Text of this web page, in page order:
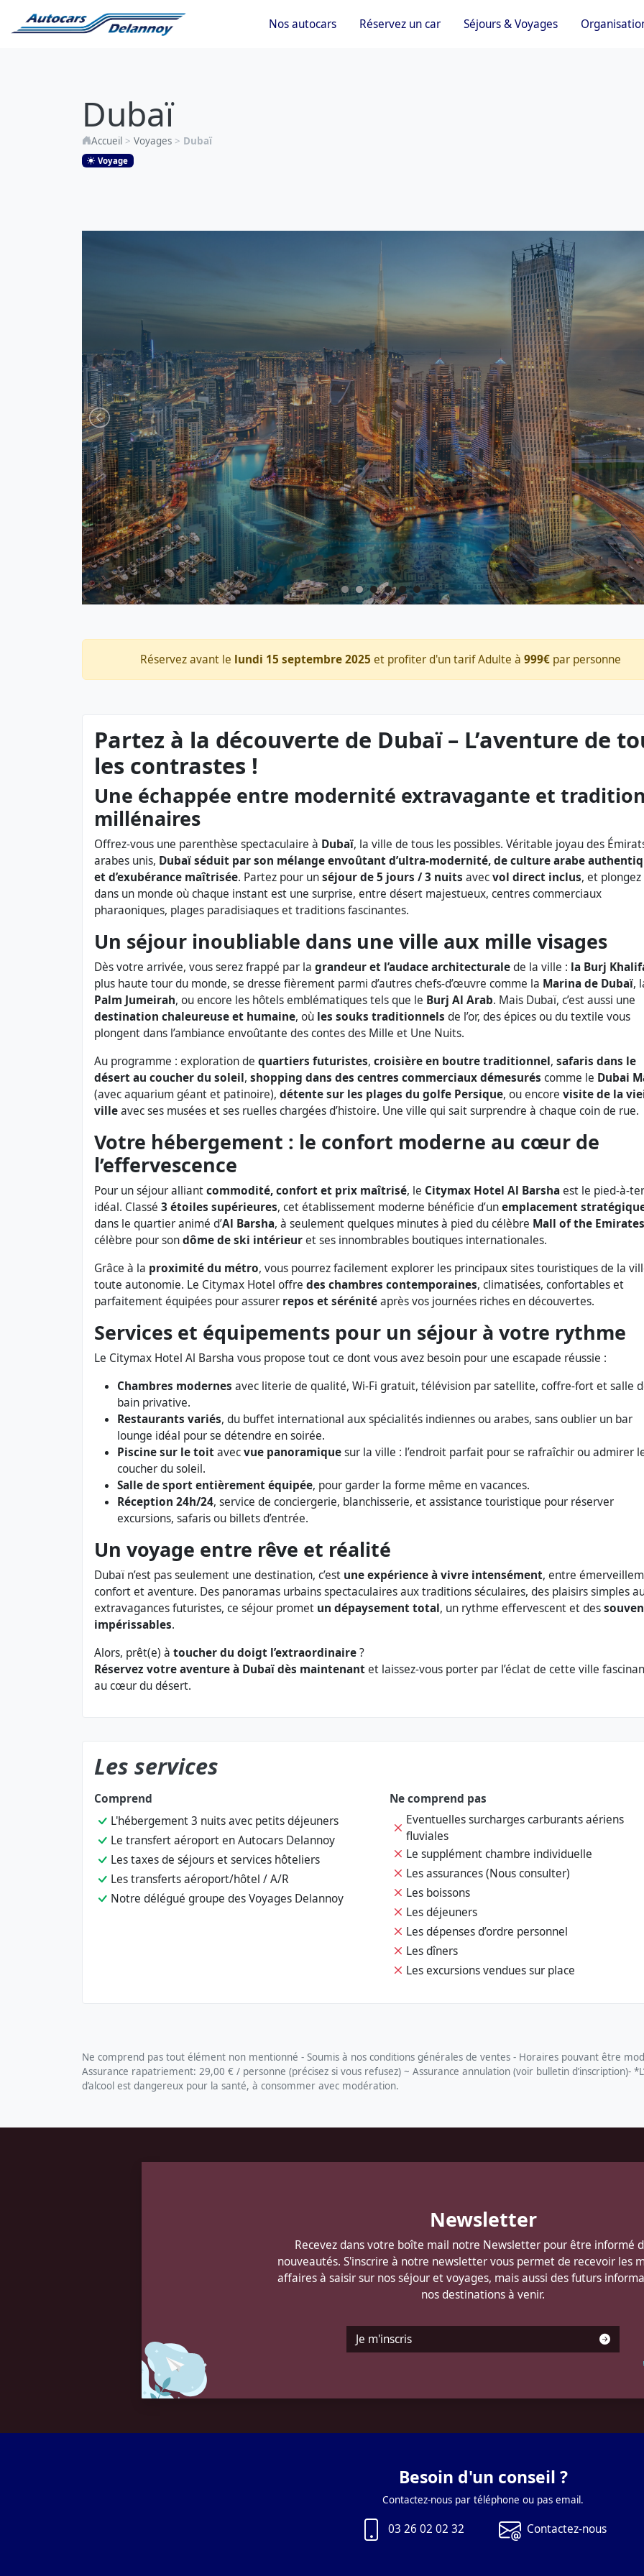
Nos autocars Réservez un car Séjours & Voyages
Dubaï
Accueil > Voyages > Dubaï
Voyage
Réservez avant le lundi 15 septembre 2025 et profiter d'un tarif Adulte à 999€ par personne
Partez à la découverte de Dubaï – L’aventure de
les contrastes !
Une échappée entre modernité extravagante et
millénaires
Offrez-vous une parenthèse spectaculaire à Dubaï, la ville de tous les possibles. Véritable joyau des
arabes unis, Dubaï séduit par son mélange envoûtant d’ultra-modernité, de culture arabe
et d’exubérance maîtrisée. Partez pour unséjour de 5 jours / 3 nuits avecvol direct inclus, et plongez
dans un monde où chaque instant est une surprise, entre désert majestueux, centres commerciaux
pharaoniques, plages paradisiaques et traditions fascinantes.
Un séjour inoubliable dans une ville aux mille visages
Dès votre arrivée, vous serez frappé par la grandeur et l’audace architecturalede la ville : la Burj
plus haute tour du monde, se dresse fièrement parmi d’autres chefs-d’œuvre comme la Marina de Dubaï,
Palm Jumeirah, ou encore les hôtels emblématiques tels que le Burj Al Arab. Mais Dubaï, c’est aussi une
destination chaleureuse et humaine, où les souks traditionnels de l’or, des épices ou du textile vous
plongent dans l’ambiance envoûtante des contes des Mille et Une Nuits.
Au programme : exploration de quartiers futuristes, croisière en boutre traditionnel, safaris dans le
désert au coucher du soleil, shopping dans des centres commerciaux démesurés comme le Dubai
(avec aquarium géant et patinoire), détente sur les plages du golfe Persique, ou encore visite de la
villeavec ses musées et ses ruelles chargées d’histoire. Une ville qui sait surprendre à chaque coin de rue.
Votre hébergement : le confort moderne au cœur de
l’effervescence
Pour un séjour alliantcommodité, confort et prix maîtrisé, le Citymax Hotel Al Barshaest le pied-à-
idéal. Classé 3 étoiles supérieures, cet établissement moderne bénéficie d’unemplacement
dans le quartier animé d’Al Barsha, à seulement quelques minutes à pied du célèbre Mall of the Emirates
célèbre pour sondôme de ski intérieuret ses innombrables boutiques internationales.
Grâce à la proximité du métro, vous pourrez facilement explorer les principaux sites touristiques de la
toute autonomie. Le Citymax Hotel offre des chambres contemporaines, climatisées, confortables et
parfaitement équipées pour assurer repos et sérénitéaprès vos journées riches en découvertes.
Services et équipements pour un séjour à votre rythme
Le Citymax Hotel Al Barsha vous propose tout ce dont vous avez besoin pour une escapade réussie :
Chambres modernes avec literie de qualité, Wi-Fi gratuit, télévision par satellite, coffre-fort et salle
bain privative.
Restaurants variés, du buffet international aux spécialités indiennes ou arabes, sans oublier un bar
lounge idéal pour se détendre en soirée.
Piscine sur le toitavecvue panoramiquesur la ville : l’endroit parfait pour se rafraîchir ou admirer
coucher du soleil.
Salle de sport entièrement équipée, pour garder la forme même en vacances.
Réception 24h/24, service de conciergerie, blanchisserie, et assistance touristique pour réserver
excursions, safaris ou billets d’entrée.
Un voyage entre rêve et réalité
Dubaï n’est pas seulement une destination, c’est une expérience à vivre intensément, entre
confort et aventure. Des panoramas urbains spectaculaires aux traditions séculaires, des plaisirs simples
extravagances futuristes, ce séjour promet un dépaysement total, un rythme effervescent et des
impérissables.
Alors, prêt(e) à toucher du doigt l’extraordinaire?
Réservez votre aventure à Dubaï dès maintenantet laissez-vous porter par l’éclat de cette ville
au cœur du désert.
Les services
Comprend
L'hébergement 3 nuits avec petits déjeuners
Le transfert aéroport en Autocars Delannoy
Les taxes de séjours et services hôteliers
Les transferts aéroport/hôtel / A/R
Notre délégué groupe des Voyages Delannoy
Ne comprend pas
Eventuelles surcharges carburants aériens
fluviales
Le supplément chambre individuelle
Les assurances (Nous consulter)
Les boissons
Les déjeuners
Les dépenses d’ordre personnel
Les dîners
Les excursions vendues sur place
Ne comprend pas tout élément non mentionné - Soumis à nos conditions générales de ventes - Horaires pouvant être
Assurance rapatriement: 29,00 € / personne (précisez si vous refusez) ~ Assurance annulation (voir bulletin d’inscription)-
d’alcool est dangereux pour la santé, à consommer avec modération.
Newsletter
Recevez dans votre boîte mail notre Newsletter pour être informé
nouveautés. S'inscrire à notre newsletter vous permet de recevoir les
affaires à saisir sur nos séjour et voyages, mais aussi des futurs
nos destinations à venir.
Je m'inscris
Besoin d'un conseil ?
Contactez-nous par téléphone ou pas email.
03 26 02 02 32 Contactez-nous